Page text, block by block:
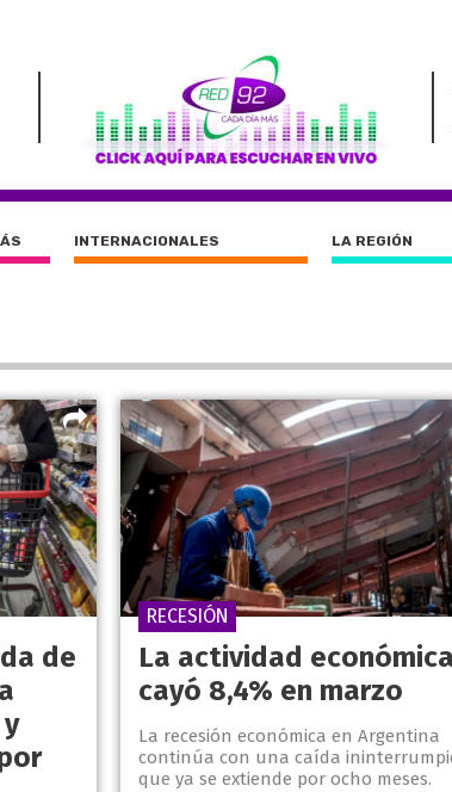
INTERNACIONALES LA REGIÓN
de
La actividad económica
cayó 8,4% en marzo
La recesión económica en Argentina
continúa con una caída
que ya se extiende por ocho meses.
RECESIÓN